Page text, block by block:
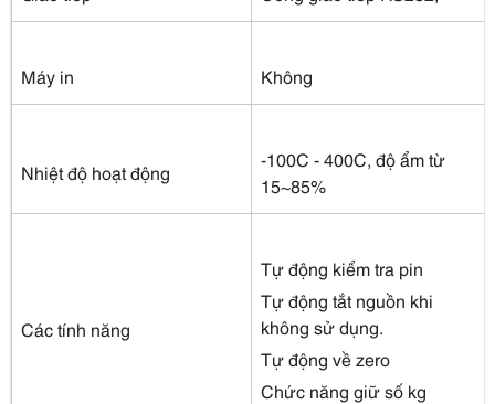
Máy in Không
Nhiệt độ hoạt động
-100C - 400C, độ ẩm từ
15~85%
Các tính năng
Tự động kiểm tra pin
Tự động tắt nguồn khi
không sử dụng.
Tự động về zero
Chức năng giữ số kg